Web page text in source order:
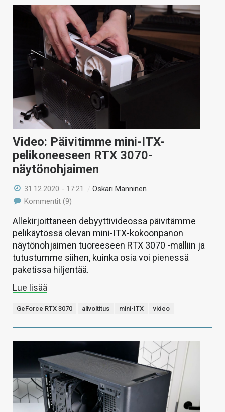
Video: Päivitimme mini-ITX-
pelikoneeseen RTX 3070-
näytönohjaimen
31.12.2020 - 17:21 /Oskari Manninen
Kommentit (9)
Allekirjoittaneen debyyttivideossa päivitämme
pelikäytössä olevan mini-ITX-kokoonpanon
näytönohjaimen tuoreeseen RTX 3070 -malliin ja
tutustumme siihen, kuinka osia voi pienessä
paketissa hiljentää.
Lue lisää
GeForce RTX 3070 alivoltitus mini-ITX video